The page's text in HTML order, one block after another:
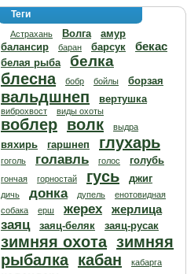
Теги
Астрахань Волга
амур
балансир
баран барсук бекас
белая рыба белка
блесна бобр бойлы борзая
вальдшнеп вертушка
виброхвост виды охоты
воблер волк выдра
вяхирь гаршнеп глухарь
гоголь голавль голос голубь
гончая горностай гусь джиг
дичь донка дупель
енотовидная
собака
ерш жерех жерлица
заяц заяц-беляк заяц-русак
зимняя охота зимняя
рыбалка кабан кабарга